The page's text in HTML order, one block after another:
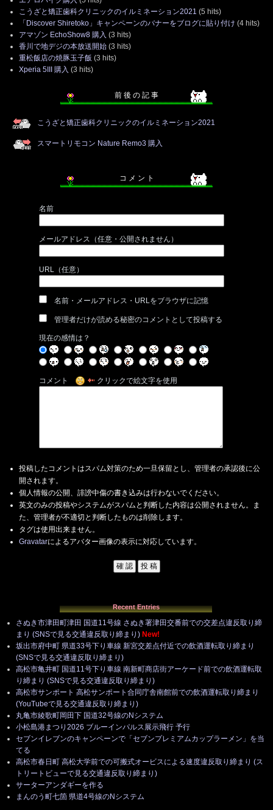
こうざと矯正歯科クリニックのイルミネーション2021 (5 hits)
「Discover Shiretoko」キャンペーンのバナーをブログに貼り付け (4 hits)
アマゾン EchoShow8 購入 (3 hits)
香川で地デジの本放送開始 (3 hits)
重松飯店の焼豚玉子飯 (3 hits)
Xperia 5III 購入 (3 hits)
前 後 の 記 事
こうざと矯正歯科クリニックのイルミネーション2021
スマートリモコン Nature Remo3 購入
コ メ ン ト
名前
メールアドレス（任意・公開されません）
URL（任意）
名前・メールアドレス・URLをブラウザに記憶
管理者だけが読める秘密のコメントとして投稿する
現在の感情は？
コメント クリックで絵文字を使用
投稿したコメントはスパム対策のため一旦保留とし、管理者の承認後に公
開されます。
個人情報の公開、誹謗中傷の書き込みは行わないでください。
英文のみの投稿やシステムがスパムと判断した内容は公開されません。ま
た、管理者が不適切と判断したものは削除します。
タグは使用出来ません。
Gravatarによるアバター画像の表示に対応しています。
Recent Entries
さぬき市津田町津田 国道11号線 さぬき署津田交番前での交差点違反取り締
まり (SNSで見る交通違反取り締まり) New!
坂出市府中町 県道33号下り車線 新宮交差点付近での飲酒運転取り締まり
(SNSで見る交通違反取り締まり)
高松市亀井町 国道11号下り車線 南新町商店街アーケード前での飲酒運転取
り締まり (SNSで見る交通違反取り締まり)
高松市サンポート 高松サンポート合同庁舎南館前での飲酒運転取り締まり
(YouTubeで見る交通違反取り締まり)
丸亀市綾歌町岡田下 国道32号線のNシステム
小松島港まつり2026 ブルーインパルス展示飛行 予行
セブンイレブンのキャンペーンで「セブンプレミアムカップラーメン」を当
てる
高松市春日町 高松大学前での可搬式オービスによる速度違反取り締まり (ス
トリートビューで見る交通違反取り締まり)
サーターアンダギーを作る
まんのう町七箇 県道4号線のNシステム